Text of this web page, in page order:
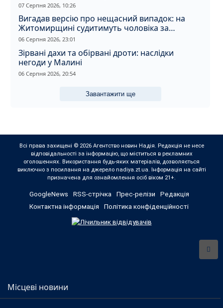
07 Серпня 2026, 10:26
Вигадав версію про нещасний випадок: на
Житомирщині судитимуть чоловіка за
вбивство співмешканки
06 Серпня 2026, 23:01
Зірвані дахи та обірвані дроти: наслідки
негоди у Малині
06 Серпня 2026, 20:54
Завантажити ще
Всі права захищені © 2026 Агентство новин Надія. Редакція не несе
відповідальності за інформацію, що міститься в рекламних
оголошеннях. Використання будь-яких матеріалів, дозволяється
виключно з посилання на джерело nadiya.zt.ua. Інформація на сайті
призначена для ознайомлення осіб віком 21+.
GoogleNews RSS-стрічка Прес-релізи
Редакція
Контактна інформація
Політика конфіденційності
Місцеві новини